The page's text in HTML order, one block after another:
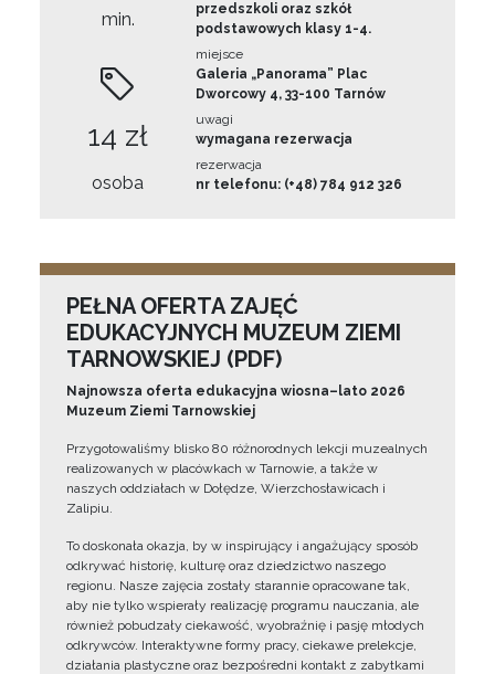
min.
14 zł
osoba
przedszkoli oraz szkół
podstawowych klasy 1-4.
miejsce
Galeria „Panorama” Plac
Dworcowy 4, 33-100 Tarnów
uwagi
wymagana rezerwacja
rezerwacja
nr telefonu: (+48) 784 912 326
PEŁNA OFERTA ZAJĘĆ
EDUKACYJNYCH MUZEUM ZIEMI
TARNOWSKIEJ (PDF)
Najnowsza oferta edukacyjna wiosna–lato 2026
Muzeum Ziemi Tarnowskiej
Przygotowaliśmy blisko 80 różnorodnych lekcji muzealnych
realizowanych w placówkach w Tarnowie, a także w
naszych oddziałach w Dołędze, Wierzchosławicach i
Zalipiu.
To doskonała okazja, by w inspirujący i angażujący sposób
odkrywać historię, kulturę oraz dziedzictwo naszego
regionu. Nasze zajęcia zostały starannie opracowane tak,
aby nie tylko wspierały realizację programu nauczania, ale
również pobudzały ciekawość, wyobraźnię i pasję młodych
odkrywców. Interaktywne formy pracy, ciekawe prelekcje,
działania plastyczne oraz bezpośredni kontakt z zabytkami